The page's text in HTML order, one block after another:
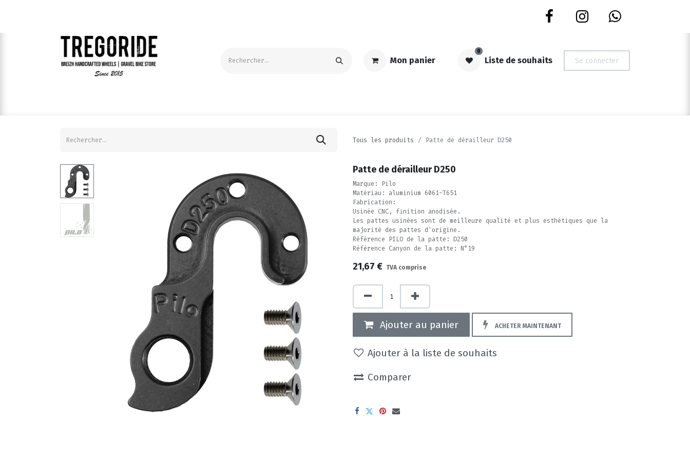
Mon panier
0
Liste de souhaits Se connecter
Tous les produits Patte de dérailleur D250
Patte de dérailleur D250
Marque: Pilo
Matériau: aluminium 6061-T651
Fabrication:
Usinée CNC, finition anodisée.
Les pattes usinées sont de meilleure qualité et plus esthétiques que la
majorité des pattes d'origine.
Référence PILO de la patte: D250
Référence Canyon de la patte: N°19
21,67 € TVA comprise
Ajouter au panier ACHETER MAINTENANT
Ajouter à la liste de souhaits
Comparer